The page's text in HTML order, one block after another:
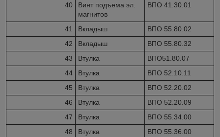
40
Винт подъема эл.
магнитов
ВПО 41.30.01
41 Вкладыш
ВПО 55.80.02
42
Вкладыш
ВПО 55.80.32
43
Втулка
ВПО51.80.07
44
Втулка
ВПО 52.10.11
45
Втулка
ВПО 52.20.02
46
Втулка
ВПО 52.20.09
47
Втулка
ВПО 55.34.00
48
Втулка
ВПО 55.36.00